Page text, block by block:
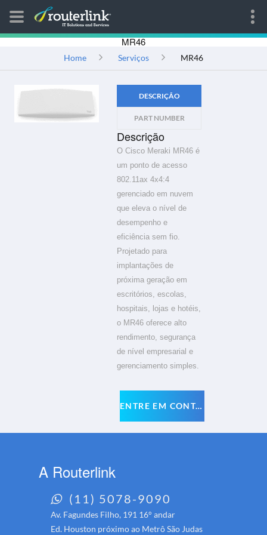
MR46
Home Serviços MR46
DESCRIÇÃO
PART NUMBER
Descrição
O Cisco Meraki MR46 é
um ponto de acesso
802.11ax 4x4:4
gerenciado em nuvem
que eleva o nível de
desempenho e
eficiência sem fio.
Projetado para
implantações de
próxima geração em
escritórios, escolas,
hospitais, lojas e hotéis,
o MR46 oferece alto
rendimento, segurança
de nível empresarial e
gerenciamento simples.
ENTRE EM CONTATO
A Routerlink
(11) 5078-9090
Av. Fagundes Filho, 191 16° andar
Ed. Houston próximo ao Metrô São Judas